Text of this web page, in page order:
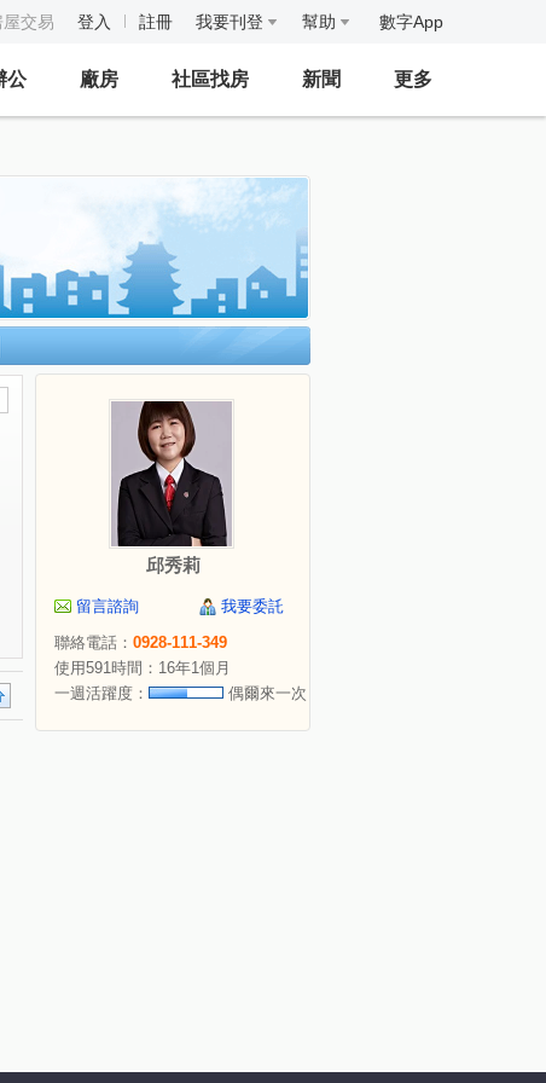
交易 登入 註冊 我要刊登 幫助 數字App
公 廠房 社區找房 新聞 更多
邱秀莉
留言諮詢
我要委託
聯絡電話： 0928-111-349
使用591時間：16年1個月
一週活躍度：
偶爾來一次